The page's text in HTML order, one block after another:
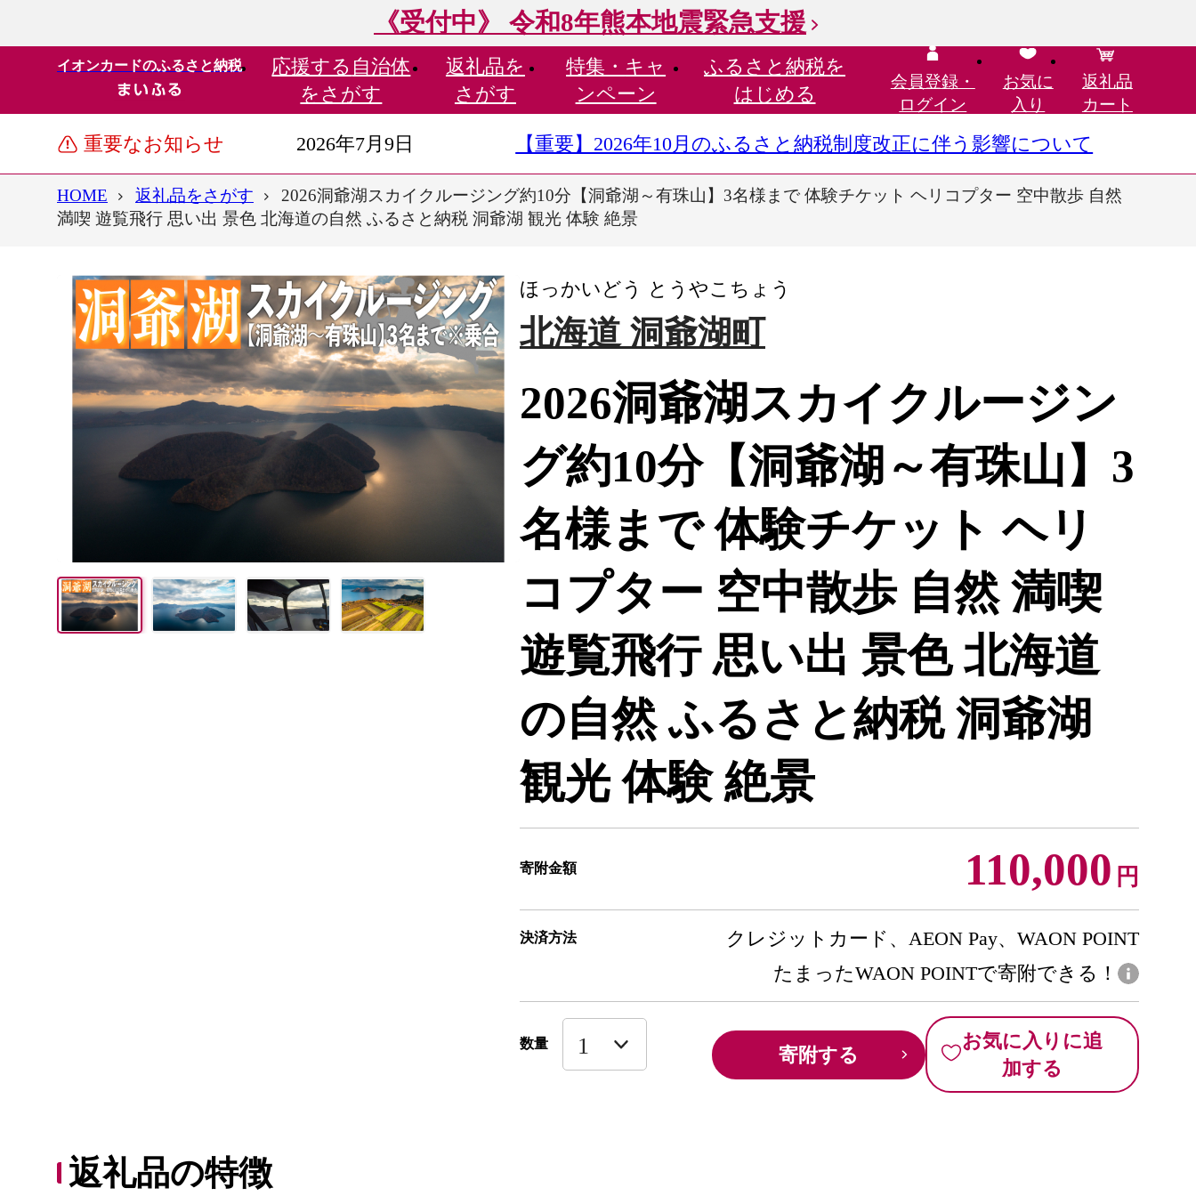
《受付中》 令和8年熊本地震緊急支援
イオンカードのふるさと納税 応援する 自治体
をさがす
返礼品を
さがす
特集・ キャ
ンペーン
ふるさと納税を
はじめる
会員登録・
ログイン
お気に
入り
返礼品
カート
重要なお知らせ 2026年7月9日 【重要】2026年10月のふるさと納税制度改正に伴う影響について
HOME 返礼品をさがす
2026洞爺湖スカイクルージング約10分【洞爺湖～有珠山】3名様まで 体験チケット ヘリコプター 空中散歩 自然
満喫 遊覧飛行 思い出 景色 北海道の自然 ふるさと納税 洞爺湖 観光 体験 絶景
ほっかいどう とうやこちょう
北海道 洞爺湖町
2026洞爺湖スカイクルージン
グ約10分【洞爺湖～有珠山】3
名様まで 体験チケット ヘリ
コプター 空中散歩 自然 満喫
遊覧飛行 思い出 景色 北海道
の自然 ふるさと納税 洞爺湖
観光 体験 絶景
寄附金額 110,000 円
決済方法
クレジットカード、AEON Pay、WAON POINT
たまったWAON POINTで寄附できる！
数量 寄附する
お気に入りに追
加する
返礼品の特徴